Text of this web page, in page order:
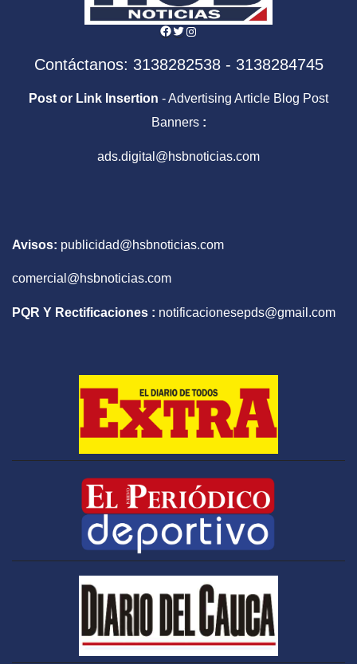
Facebook
Twitter
Instagram
Contáctanos: 3138282538 - 3138284745
Post or Link Insertion - Advertising Article Blog Post
Banners :
ads.digital@hsbnoticias.com
Avisos: publicidad@hsbnoticias.com
comercial@hsbnoticias.com
PQR Y Rectificaciones : notificacionesepds@gmail.com